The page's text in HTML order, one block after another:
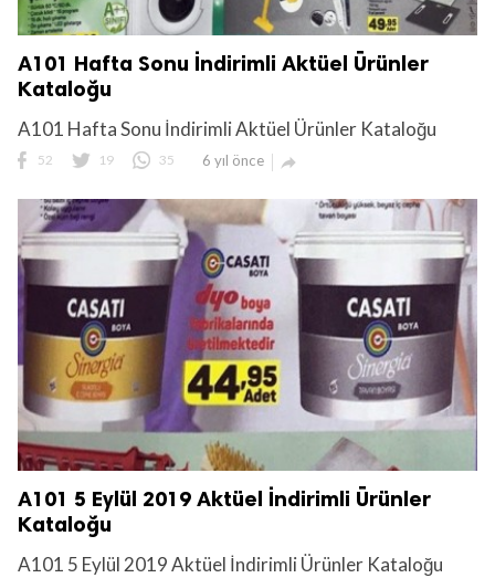
A101 Hafta Sonu İndirimli Aktüel Ürünler
Kataloğu
A101 Hafta Sonu İndirimli Aktüel Ürünler Kataloğu
52 19 35 6 yıl önce 
A101 5 Eylül 2019 Aktüel İndirimli Ürünler
Kataloğu
A101 5 Eylül 2019 Aktüel İndirimli Ürünler Kataloğu